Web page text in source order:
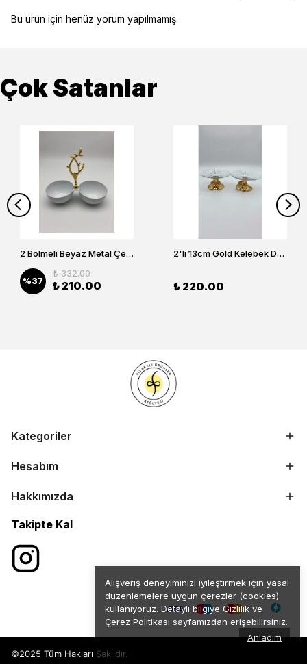
Alışveriş deneyiminizi iyileştirmek için yasal
düzenlemelere uygun çerezler (cookies)
kullanıyoruz. Detaylı bilgiye Gizlilik ve
Çerez Politikası sayfamızdan erişebilirsiniz.
Anladım
Bu ürün için henüz yorum yapılmamış.
Çok Satanlar
2 Bölmeli Beyaz Metal Çerezlik, Altın Dallı Çerez Tabağı
%37
₺ 332.00
₺ 210.00
2'li 13cm Gold Kelebek Detaylı Metal Ayaklı Cam Lokumluk , Sunumluk , Şekerlik, Çerezlik
₺ 220.00
Kategoriler
Hesabım
Hakkımızda
Takipte Kal
©2025 Tüm Hakları Saklıdır.